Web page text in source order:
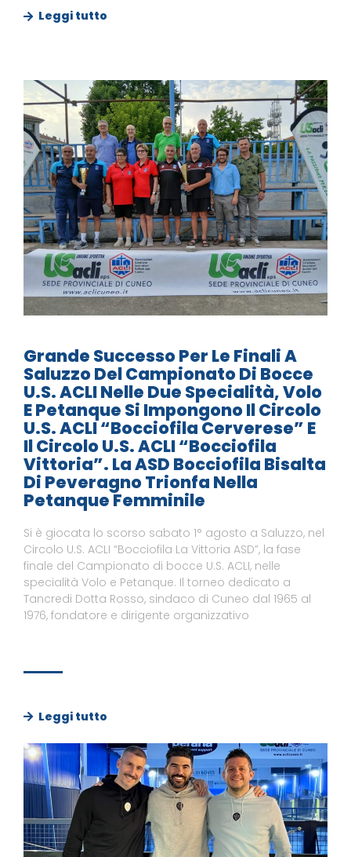
Leggi tutto
Grande Successo Per Le Finali A
Saluzzo Del Campionato Di Bocce
U.S. ACLI Nelle Due Specialità, Volo
E Petanque Si Impongono Il Circolo
U.S. ACLI “Bocciofila Cerverese” E
Il Circolo U.S. ACLI “Bocciofila
Vittoria”. La ASD Bocciofila Bisalta
Di Peveragno Trionfa Nella
Petanque Femminile
Si è giocata lo scorso sabato 1° agosto a Saluzzo, nel
Circolo U.S. ACLI “Bocciofila La Vittoria ASD”, la fase
finale del Campionato di bocce U.S. ACLI, nelle
specialità Volo e Petanque. Il torneo dedicato a
Tancredi Dotta Rosso, sindaco di Cuneo dal 1965 al
1976, fondatore e dirigente organizzativo
Leggi tutto